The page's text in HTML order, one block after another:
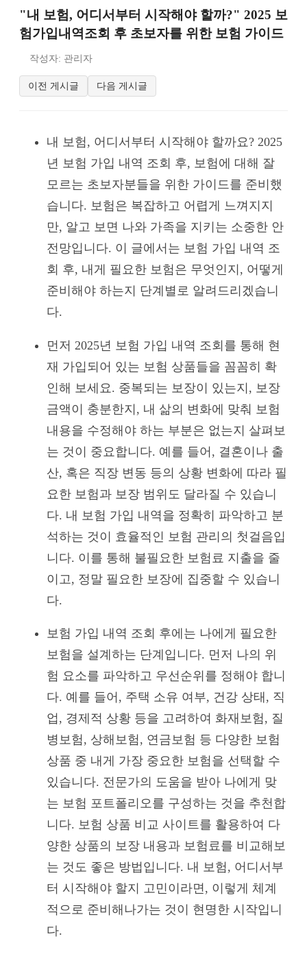
"내 보험, 어디서부터 시작해야 할까?" 2025 보
험가입내역조회 후 초보자를 위한 보험 가이드
작성자: 관리자
이전 게시글 다음 게시글
내 보험, 어디서부터 시작해야 할까요? 2025
년 보험 가입 내역 조회 후, 보험에 대해 잘
모르는 초보자분들을 위한 가이드를 준비했
습니다. 보험은 복잡하고 어렵게 느껴지지
만, 알고 보면 나와 가족을 지키는 소중한 안
전망입니다. 이 글에서는 보험 가입 내역 조
회 후, 내게 필요한 보험은 무엇인지, 어떻게
준비해야 하는지 단계별로 알려드리겠습니
다.
먼저 2025년 보험 가입 내역 조회를 통해 현
재 가입되어 있는 보험 상품들을 꼼꼼히 확
인해 보세요. 중복되는 보장이 있는지, 보장
금액이 충분한지, 내 삶의 변화에 맞춰 보험
내용을 수정해야 하는 부분은 없는지 살펴보
는 것이 중요합니다. 예를 들어, 결혼이나 출
산, 혹은 직장 변동 등의 상황 변화에 따라 필
요한 보험과 보장 범위도 달라질 수 있습니
다. 내 보험 가입 내역을 정확히 파악하고 분
석하는 것이 효율적인 보험 관리의 첫걸음입
니다. 이를 통해 불필요한 보험료 지출을 줄
이고, 정말 필요한 보장에 집중할 수 있습니
다.
보험 가입 내역 조회 후에는 나에게 필요한
보험을 설계하는 단계입니다. 먼저 나의 위
험 요소를 파악하고 우선순위를 정해야 합니
다. 예를 들어, 주택 소유 여부, 건강 상태, 직
업, 경제적 상황 등을 고려하여 화재보험, 질
병보험, 상해보험, 연금보험 등 다양한 보험
상품 중 내게 가장 중요한 보험을 선택할 수
있습니다. 전문가의 도움을 받아 나에게 맞
는 보험 포트폴리오를 구성하는 것을 추천합
니다. 보험 상품 비교 사이트를 활용하여 다
양한 상품의 보장 내용과 보험료를 비교해보
는 것도 좋은 방법입니다. 내 보험, 어디서부
터 시작해야 할지 고민이라면, 이렇게 체계
적으로 준비해나가는 것이 현명한 시작입니
다.